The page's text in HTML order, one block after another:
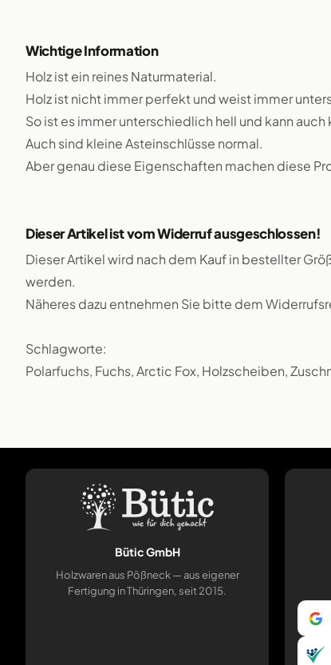
Wichtige Information
Holz ist ein reines Naturmaterial.
Holz ist nicht immer perfekt und weist immer
So ist es immer unterschiedlich hell und kann
Auch sind kleine Asteinschlüsse normal.
Aber genau diese Eigenschaften machen diese
Dieser Artikel ist vom Widerruf ausgeschlossen!
Dieser Artikel wird nach dem Kauf in bestellter
werden.
Näheres dazu entnehmen Sie bitte dem
Schlagworte:
Polarfuchs, Fuchs, Arctic Fox, Holzscheiben,
Bütic GmbH
Holzwaren aus Pößneck — aus eigener
Fertigung in Thüringen, seit 2015.